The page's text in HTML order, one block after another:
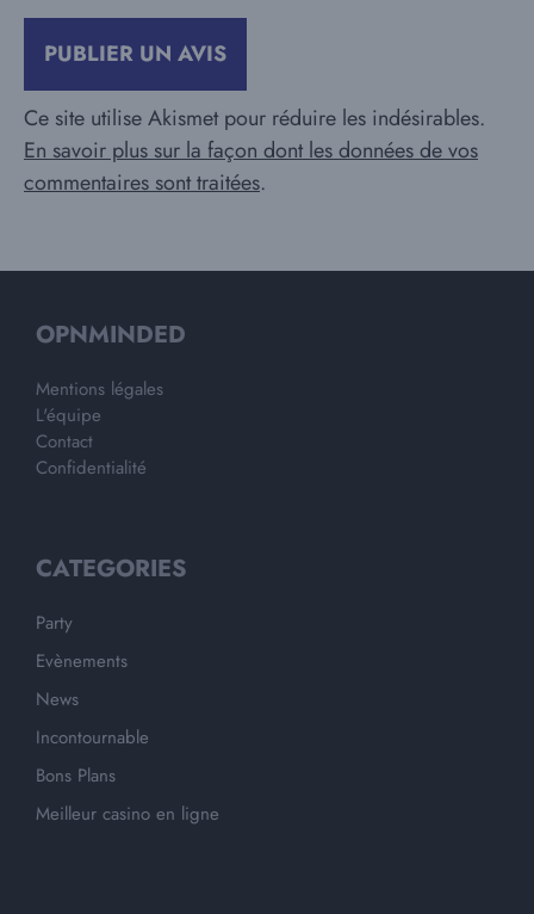
Ce site utilise Akismet pour réduire les indésirables.
En savoir plus sur la façon dont les données de vos
commentaires sont traitées.
OPNMINDED
Mentions légales
L'équipe
Contact
Confidentialité
CATEGORIES
Party
Evènements
News
Incontournable
Bons Plans
Meilleur casino en ligne